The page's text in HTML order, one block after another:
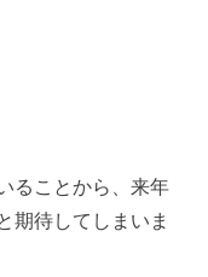
ることから、来年
期待してしまいま